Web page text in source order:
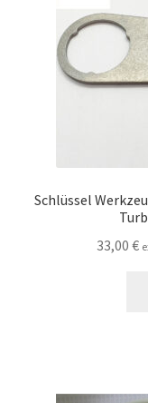
Schlüssel
33,00 €